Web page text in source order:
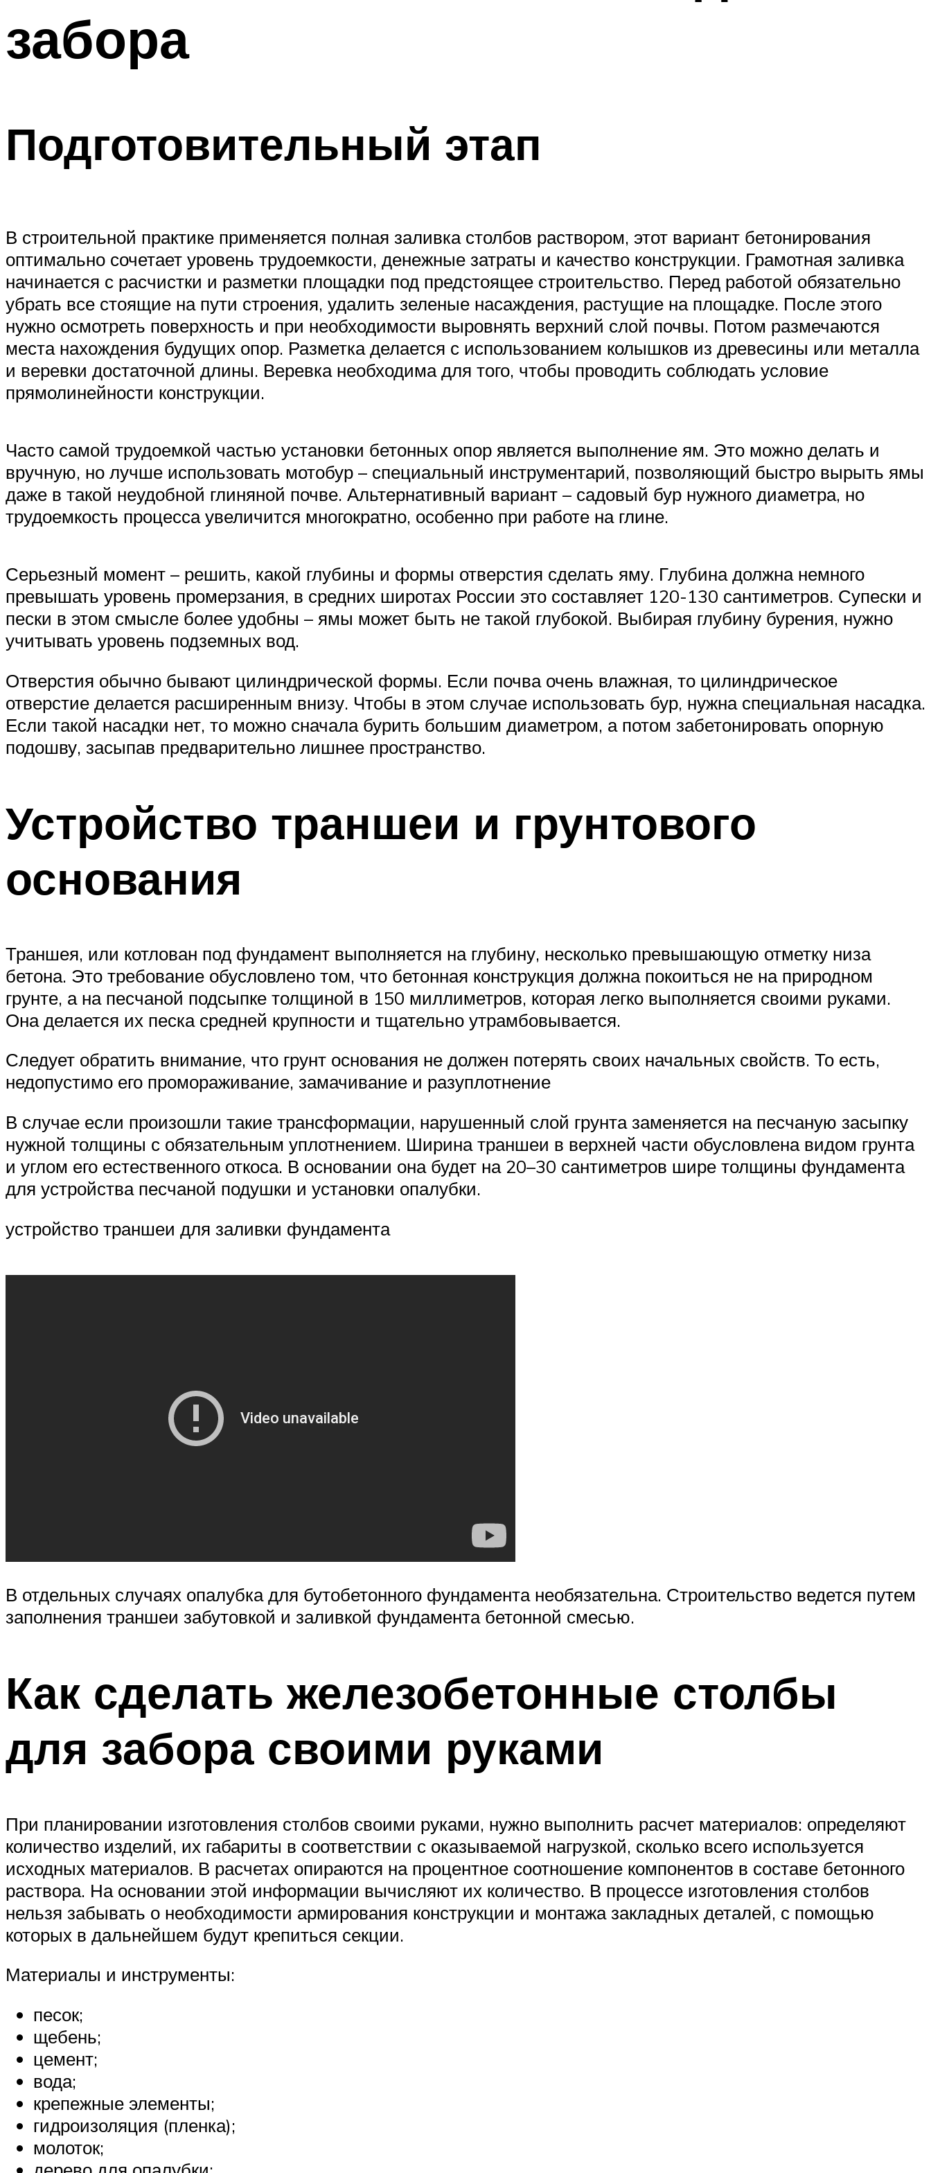
забора
Подготовительный этап
В строительной практике применяется полная заливка столбов раствором, этот вариант бетонирования
оптимально сочетает уровень трудоемкости, денежные затраты и качество конструкции. Грамотная заливка
начинается с расчистки и разметки площадки под предстоящее строительство. Перед работой обязательно
убрать все стоящие на пути строения, удалить зеленые насаждения, растущие на площадке. После этого
нужно осмотреть поверхность и при необходимости выровнять верхний слой почвы. Потом размечаются
места нахождения будущих опор. Разметка делается с использованием колышков из древесины или металла
и веревки достаточной длины. Веревка необходима для того, чтобы проводить соблюдать условие
прямолинейности конструкции.
Часто самой трудоемкой частью установки бетонных опор является выполнение ям. Это можно делать и
вручную, но лучше использовать мотобур – специальный инструментарий, позволяющий быстро вырыть ямы
даже в такой неудобной глиняной почве. Альтернативный вариант – садовый бур нужного диаметра, но
трудоемкость процесса увеличится многократно, особенно при работе на глине.
Серьезный момент – решить, какой глубины и формы отверстия сделать яму. Глубина должна немного
превышать уровень промерзания, в средних широтах России это составляет 120-130 сантиметров. Супески и
пески в этом смысле более удобны – ямы может быть не такой глубокой. Выбирая глубину бурения, нужно
учитывать уровень подземных вод.
Отверстия обычно бывают цилиндрической формы. Если почва очень влажная, то цилиндрическое
отверстие делается расширенным внизу. Чтобы в этом случае использовать бур, нужна специальная насадка.
Если такой насадки нет, то можно сначала бурить большим диаметром, а потом забетонировать опорную
подошву, засыпав предварительно лишнее пространство.
Устройство траншеи и грунтового
основания
Траншея, или котлован под фундамент выполняется на глубину, несколько превышающую отметку низа
бетона. Это требование обусловлено том, что бетонная конструкция должна покоиться не на природном
грунте, а на песчаной подсыпке толщиной в 150 миллиметров, которая легко выполняется своими руками.
Она делается их песка средней крупности и тщательно утрамбовывается.
Следует обратить внимание, что грунт основания не должен потерять своих начальных свойств. То есть,
недопустимо его промораживание, замачивание и разуплотнение
В случае если произошли такие трансформации, нарушенный слой грунта заменяется на песчаную засыпку
нужной толщины с обязательным уплотнением. Ширина траншеи в верхней части обусловлена видом грунта
и углом его естественного откоса. В основании она будет на 20–30 сантиметров шире толщины фундамента
для устройства песчаной подушки и установки опалубки.
устройство траншеи для заливки фундамента
В отдельных случаях опалубка для бутобетонного фундамента необязательна. Строительство ведется путем
заполнения траншеи забутовкой и заливкой фундамента бетонной смесью.
Как сделать железобетонные столбы
для забора своими руками
При планировании изготовления столбов своими руками, нужно выполнить расчет материалов: определяют
количество изделий, их габариты в соответствии с оказываемой нагрузкой, сколько всего используется
исходных материалов. В расчетах опираются на процентное соотношение компонентов в составе бетонного
раствора. На основании этой информации вычисляют их количество. В процессе изготовления столбов
нельзя забывать о необходимости армирования конструкции и монтажа закладных деталей, с помощью
которых в дальнейшем будут крепиться секции.
Материалы и инструменты:
песок;
щебень;
цемент;
вода;
крепежные элементы;
гидроизоляция (пленка);
молоток;